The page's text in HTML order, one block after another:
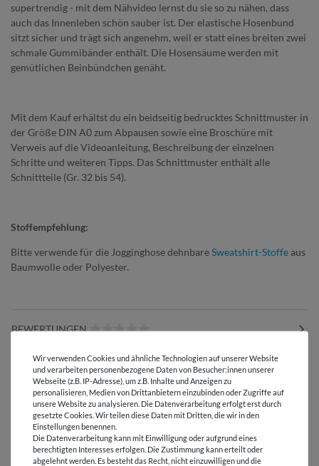
supertrendig - mit dem Nähvideo lernst du sie so zu nähen, dass
auch das Innenleben schön sauber ist. Der elastische Hosenbund
sitzt sicher und trägt sich angenehm, weil er statt eines breiten zwei
schmale Gummibänder enthält. Die Hosensäume werden mit
gemütlichen Beinbündchen genäht.
Mit dem Kauf erhältst du ein beidseitig bedrucktes Schnittmuster in
der Größe DIN A0 zum Abpausen sowie eine Broschüre mit
Verweis auf die Videoanleitung, Beschreibung der einzelnen
Schritte und weiteren Tipps. Das Schnittmuster enthält alle
Schnittteile (Gr. 32 bis 54).
Stoffempfehlung:
Bitte verwende für die Jogginghose dehnbareSweatshirt-Stoffe aus
Baumwolle oder Polyester.
BEWERTUNGEN
HERSTELLERINFORMATIONEN
Versandkostenfrei ab 60 € -
Lieferung mit DHL
Wir verwenden Cookies und ähnliche Technologien auf unserer Website
und verarbeiten personenbezogene Daten von Besucher:innen unserer
Webseite (z.B. IP-Adresse), um z.B. Inhalte und Anzeigen zu
personalisieren, Medien von Drittanbietern einzubinden oder Zugriffe auf
unsere Website zu analysieren. Die Datenverarbeitung erfolgt erst durch
gesetzte Cookies. Wir teilen diese Daten mit Dritten, die wir in den
Einstellungen benennen.
Die Datenverarbeitung kann mit Einwilligung oder aufgrund eines
berechtigten Interesses erfolgen. Die Zustimmung kann erteilt oder
abgelehnt werden. Es besteht das Recht, nicht einzuwilligen und die